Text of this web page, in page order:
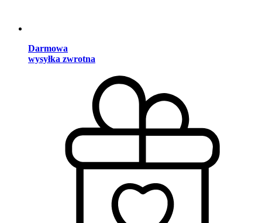
Darmowa
wysyłka zwrotna